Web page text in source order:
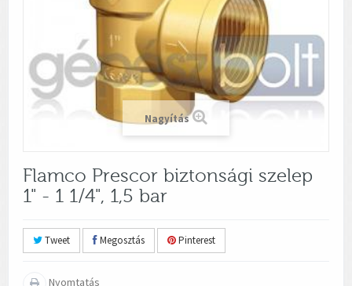
Nagyítás
Flamco Prescor biztonsági szelep
1" - 1 1/4", 1,5 bar
Tweet Megosztás Pinterest
Nyomtatás